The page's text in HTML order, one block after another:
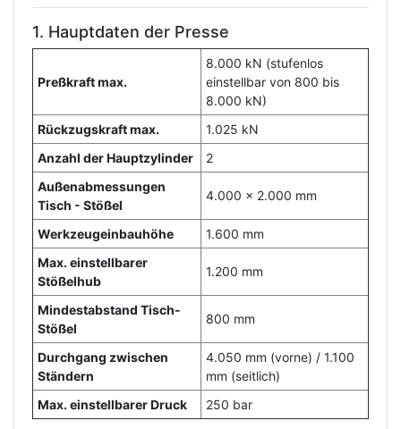
1. Hauptdaten der Presse
Preßkraft max.
8.000 kN (stufenlos
einstellbar von 800 bis
8.000 kN)
Rückzugskraft max.
1.025 kN
Anzahl der Hauptzylinder
2
Außenabmessungen
Tisch - Stößel
4.000 x 2.000 mm
Werkzeugeinbauhöhe
1.600 mm
Max. einstellbarer
Stößelhub
1.200 mm
Mindestabstand Tisch-
Stößel
800 mm
Durchgang zwischen
Ständern
4.050 mm (vorne) / 1.100
mm (seitlich)
Max. einstellbarer Druck
250 bar